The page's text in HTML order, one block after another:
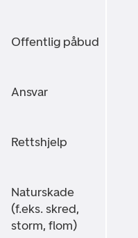
Offentlig påbud
Ansvar
Rettshjelp
Naturskade
(f.eks. skred,
storm, flom)